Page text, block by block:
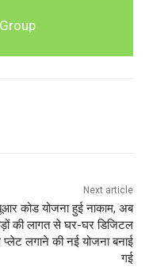
Next article
कोड योजना हुई नाकाम, अब
की लागत से घर-घर डिजिटल
लगाने की नई योजना बनाई
गई